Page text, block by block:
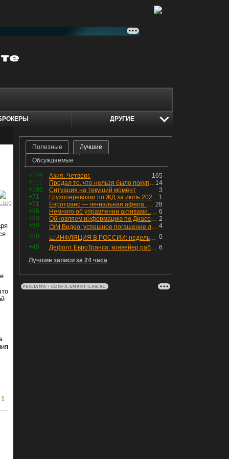
ДРУГИЕ
1
Полезные
Лучшие
Обсуждаемые
+144 165
Азия. Четверг.
+111
14
Продал то, что нельзя было покупать. Изменения в портфеле
+100
3
Ситуация на текущий момент
+71
1
Грузоперевозки по ЖД за июль 2026 г. — четвёртый месяц подряд роста, чёрные металлы на уровне прошлого года, а каменный уголь в плюсе.
+71
28
Евротранс — гениальная афера. Собрал с инвесторов денег, выплатил дивидендов больше текущей капитализации и ушёл в дефолт
+56
6
Немного об управлении активами. Для заинтересованных
+53
2
Обновляем информацию по Диасофту: дивиденды и выкуп
+50
4
📺М.Видео: успешное погашение любимого флоатера
+50
0
📈ИНФЛЯЦИЯ В РОССИИ: недельная дефляция, но в годовом выражении рост 😢
+49
6
Дефолт ЕвроТранса: конвейер работает исправно
Лучшие записи за 24 часа
РЕКЛАМА • CONFA.SMART-LAB.RU